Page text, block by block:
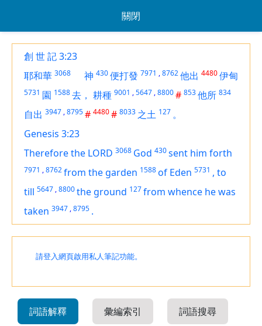
關閉
創 世 記 3:23
耶和華 3068 神 430便打發 7971 ,8762他出 4480伊甸
5731 園 1588去， 耕種 9001 ,5647 ,8800# 853他所 834
自出 3947 ,8795# 4480# 8033 之土 127 。
Genesis 3:23
Therefore the LORD 3068 God 430sent him forth
7971 ,8762from the garden 1588of Eden 5731 , to
till 5647 ,8800the ground 127from whence he was
taken 3947 ,8795 .
請登入網頁啟用私人筆記功能。
詞語解釋 彙編索引 詞語搜尋